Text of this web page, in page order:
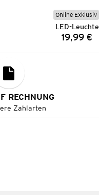
Online Exklusiv
LED-Leuchte
Preis:
19,99 €
RECHNUNG
Zahlarten